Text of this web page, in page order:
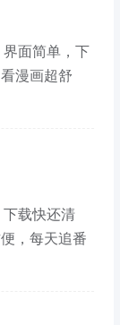
面简单，下
漫画超舒
载快还清
，每天追番